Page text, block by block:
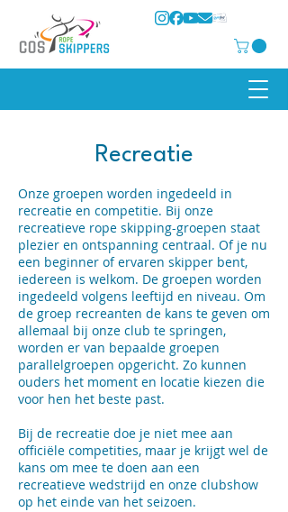
Recreatie
Onze groepen worden ingedeeld in
recreatie en competitie. Bij onze
recreatieve rope skipping-groepen staat
plezier en ontspanning centraal. Of je nu
een beginner of ervaren skipper bent,
iedereen is welkom. De groepen worden
ingedeeld volgens leeftijd en niveau. Om
de groep recreanten de kans te geven om
allemaal bij onze club te springen,
worden er van bepaalde groepen
parallelgroepen opgericht. Zo kunnen
ouders het moment en locatie kiezen die
voor hen het beste past.
Bij de recreatie doe je niet mee aan
officiële competities, maar je krijgt wel de
kans om mee te doen aan een
recreatieve wedstrijd en onze clubshow
op het einde van het seizoen.